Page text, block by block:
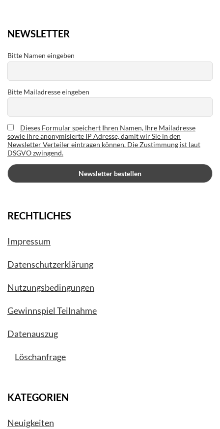
NEWSLETTER
Bitte Namen eingeben
Bitte Mailadresse eingeben
Dieses Formular speichert Ihren Namen, Ihre Mailadresse
sowie Ihre anonymisierte IP Adresse, damit wir Sie in den
Newsletter Verteiler eintragen können. Die Zustimmung ist laut
DSGVO zwingend.
RECHTLICHES
Impressum
Datenschutzerklärung
Nutzungsbedingungen
Gewinnspiel Teilnahme
Datenauszug
Löschanfrage
KATEGORIEN
Neuigkeiten